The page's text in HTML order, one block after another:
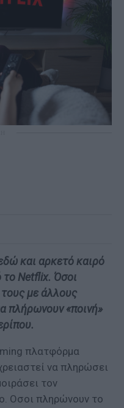
και αρκετό καιρό
το Netflix. Όσοι
με άλλους
πλήρωνουν «ποινή»
πλατφόρμα
να πληρώσει
τον
Οσοι πληρώνουν το